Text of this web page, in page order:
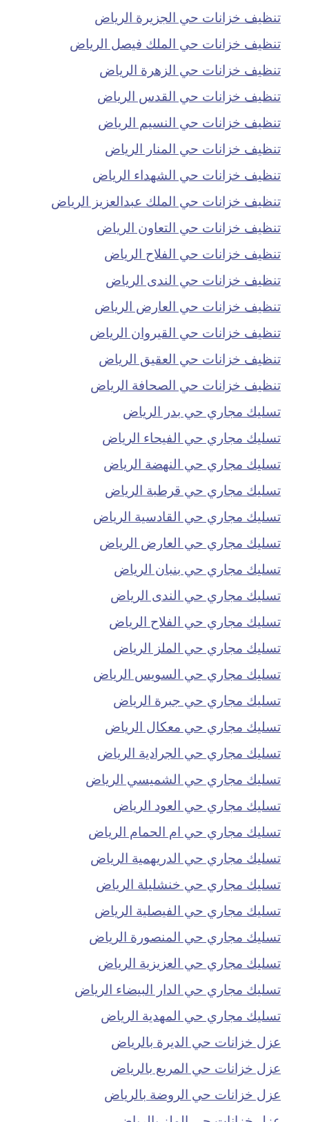
تنظيف خزانات حي الجزيرة الرياض
تنظيف خزانات حي الملك فيصل الرياض
تنظيف خزانات حي الزهرة الرياض
تنظيف خزانات حي القدس الرياض
تنظيف خزانات حي النسيم الرياض
تنظيف خزانات حي المنار الرياض
تنظيف خزانات حي الشهداء الرياض
تنظيف خزانات حي الملك عبدالعزيز الرياض
تنظيف خزانات حي التعاون الرياض
تنظيف خزانات حي الفلاح الرياض
تنظيف خزانات حي الندى الرياض
تنظيف خزانات حي العارض الرياض
تنظيف خزانات حي القيروان الرياض
تنظيف خزانات حي العقيق الرياض
تنظيف خزانات حي الصحافة الرياض
تسليك مجاري حي بدر الرياض
تسليك مجاري حي الفيحاء الرياض
تسليك مجاري حي النهضة الرياض
تسليك مجاري حي قرطبة الرياض
تسليك مجاري حي القادسية الرياض
تسليك مجاري حي العارض الرياض
تسليك مجاري حي بنبان الرياض
تسليك مجاري حي الندى الرياض
تسليك مجاري حي الفلاح الرياض
تسليك مجاري حي الملز الرياض
تسليك مجاري حي السويس الرياض
تسليك مجاري حي جبرة الرياض
تسليك مجاري حي معكال الرياض
تسليك مجاري حي الجرادية الرياض
تسليك مجاري حي الشميسي الرياض
تسليك مجاري حي العود الرياض
تسليك مجاري حي ام الحمام الرياض
تسليك مجاري حي الدريهمية الرياض
تسليك مجاري حي خنشليلة الرياض
تسليك مجاري حي الفيصلية الرياض
تسليك مجاري حي المنصورة الرياض
تسليك مجاري حي العزيزية الرياض
تسليك مجاري حي الدار البيضاء الرياض
تسليك مجاري حي المهدية الرياض
عزل خزانات حي الديرة بالرياض
عزل خزانات حي المربع بالرياض
عزل خزانات حي الروضة بالرياض